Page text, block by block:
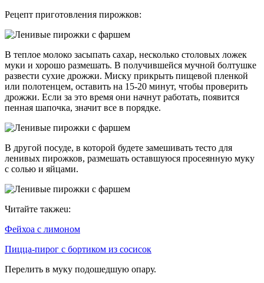
Рецепт приготовления пирожков:
В теплое молоко засыпать сахар, несколько столовых ложек
муки и хорошо размешать. В получившейся мучной болтушке
развести сухие дрожжи. Миску прикрыть пищевой пленкой
или полотенцем, оставить на 15-20 минут, чтобы проверить
дрожжи. Если за это время они начнут работать, появится
пенная шапочка, значит все в порядке.
В другой посуде, в которой будете замешивать тесто для
ленивых пирожков, размешать оставшуюся просеянную муку
с солью и яйцами.
Читайте такжеu:
Фейхоа с лимоном
Пицца-пирог с бортиком из сосисок
Перелить в муку подошедшую опару.